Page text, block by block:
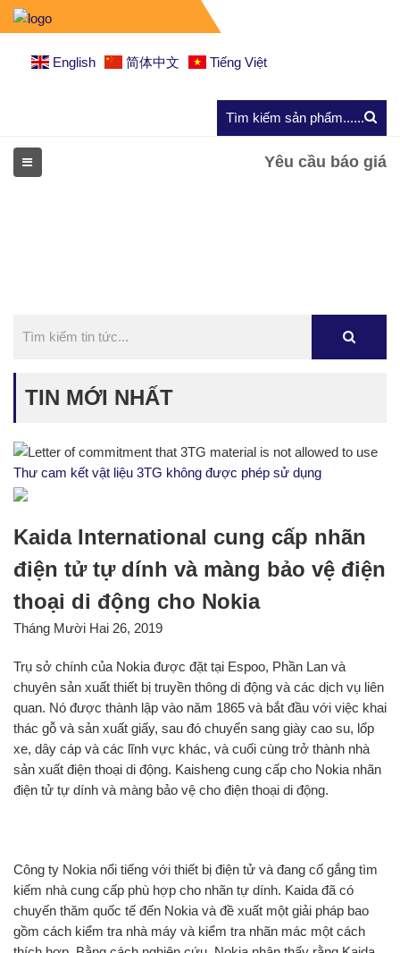
English 简体中文 Tiếng Việt
Yêu cầu báo giá
TIN MỚI NHẤT
Thư cam kết vật liệu 3TG không được phép sử dụng
Kaida International cung cấp nhãn
điện tử tự dính và màng bảo vệ điện
thoại di động cho Nokia
Tháng Mười Hai 26, 2019
Trụ sở chính của Nokia được đặt tại Espoo, Phần Lan và
chuyên sản xuất thiết bị truyền thông di động và các dịch vụ liên
quan. Nó được thành lập vào năm 1865 và bắt đầu với việc khai
thác gỗ và sản xuất giấy, sau đó chuyển sang giày cao su, lốp
xe, dây cáp và các lĩnh vực khác, và cuối cùng trở thành nhà
sản xuất điện thoại di động. Kaisheng cung cấp cho Nokia nhãn
điện tử tự dính và màng bảo vệ cho điện thoại di động.
Công ty Nokia nổi tiếng với thiết bị điện tử và đang cố gắng tìm
kiếm nhà cung cấp phù hợp cho nhãn tự dính. Kaida đã có
chuyến thăm quốc tế đến Nokia và đề xuất một giải pháp bao
gồm cách kiểm tra nhà máy và kiểm tra nhãn mác một cách